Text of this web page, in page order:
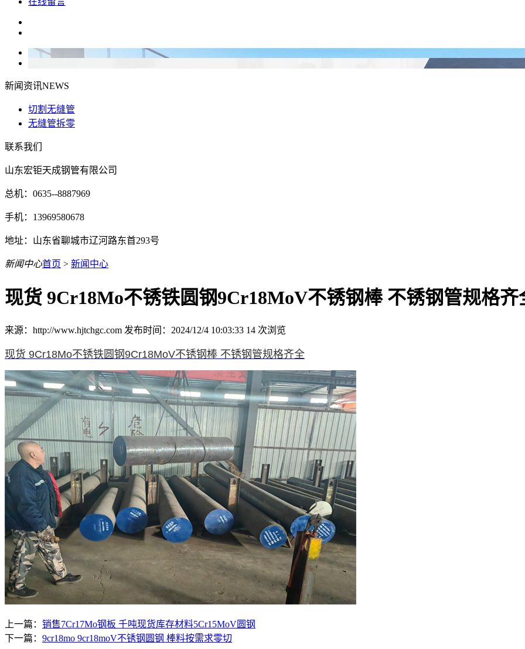
新闻资讯NEWS
切割无缝管
无缝管拆零
联系我们
山东宏钜天成钢管有限公司
总机：0635--8887969
手机：13969580678
地址：山东省聊城市辽河路东首293号
新闻中心首页 > 新闻中心
现货 9Cr18Mo不锈铁圆钢9Cr18MoV不锈钢棒 不锈钢管规格齐
来源：http://www.hjtchgc.com 发布时间：2024/12/4 10:03:33 14 次浏览
现货 9Cr18Mo不锈铁圆钢9Cr18MoV不锈钢棒 不锈钢管规格齐全
上一篇： 销售7Cr17Mo钢板 千吨现货库存材料5Cr15MoV圆钢
下一篇： 9cr18mo 9cr18moV不锈钢圆钢 棒料按需求零切